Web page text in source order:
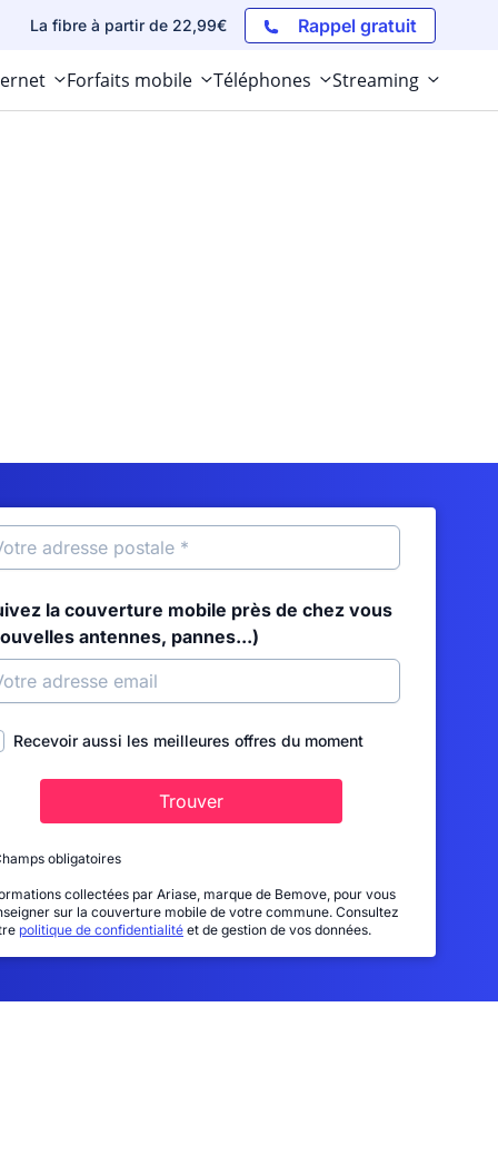
La fibre à partir de 22,99€ Rappel gratuit
Forfaits mobile Téléphones Streaming
la couverture mobile près de chez vous
antennes, pannes...)
Recevoir aussi les meilleures offres du moment
Trouver
obligatoires
collectées par Ariase, marque de Bemove, pour vous
sur la couverture mobile de votre commune. Consultez
politique de confidentialité et de gestion de vos données.